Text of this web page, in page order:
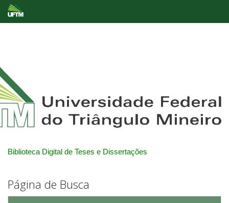
Biblioteca Digital de Teses e Dissertações
Página de Busca